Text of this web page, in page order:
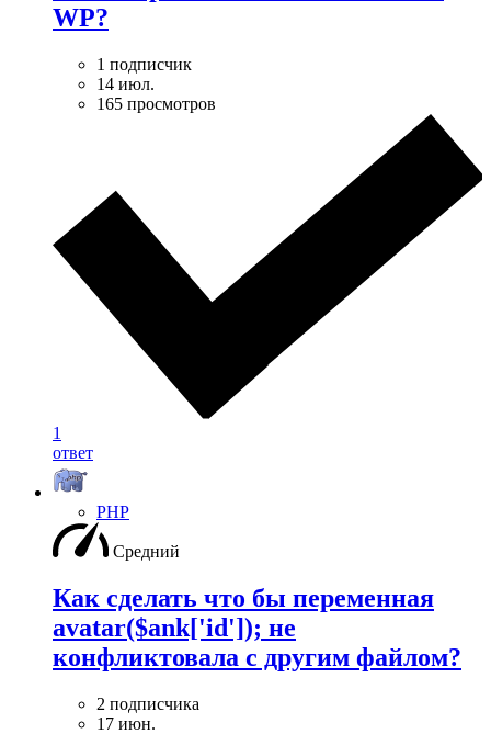
WP?
1 подписчик
14 июл.
165 просмотров
1
ответ
PHP
Средний
Как сделать что бы переменная
avatar($ank['id']); не
конфликтовала с другим файлом?
2 подписчика
17 июн.